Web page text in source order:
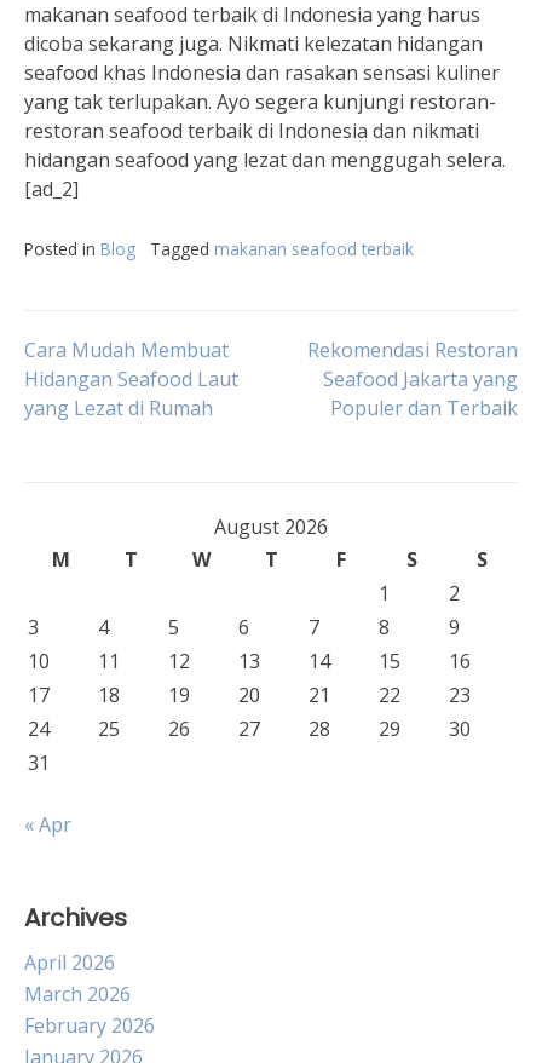
makanan seafood terbaik di Indonesia yang harus
dicoba sekarang juga. Nikmati kelezatan hidangan
seafood khas Indonesia dan rasakan sensasi kuliner
yang tak terlupakan. Ayo segera kunjungi restoran-
restoran seafood terbaik di Indonesia dan nikmati
hidangan seafood yang lezat dan menggugah selera.
[ad_2]
Posted in Blog Tagged makanan seafood terbaik
Post
navigation
Cara Mudah Membuat
Hidangan Seafood Laut
yang Lezat di Rumah
Rekomendasi Restoran
Seafood Jakarta yang
Populer dan Terbaik
August 2026
M
T W T F S
S
1
2
3
4 5 6 7 8
9
10
11 12 13 14 15
16
17
18 19 20 21 22
23
24
25 26 27 28 29
30
31
« Apr
Archives
April 2026
March 2026
February 2026
January 2026